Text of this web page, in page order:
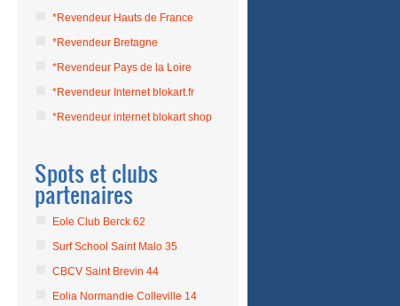
*Revendeur Hauts de France
*Revendeur Bretagne
*Revendeur Pays de la Loire
*Revendeur Internet blokart.fr
*Revendeur internet blokart shop
Spots et clubs
partenaires
Eole Club Berck 62
Surf School Saint Malo 35
CBCV Saint Brevin 44
Eolia Normandie Colleville 14